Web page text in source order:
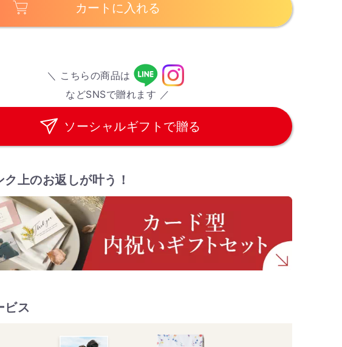
カートに入れる
＼ こちらの商品は
などSNSで贈れます ／
ソーシャルギフトで贈る
ク上のお返しが叶う！
ビス